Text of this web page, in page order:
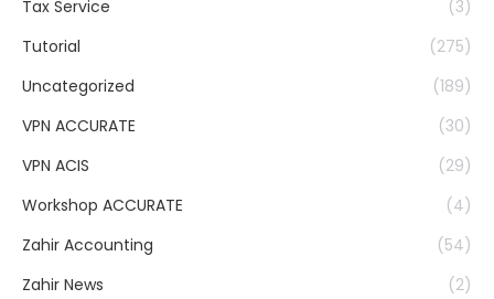
Tax Service
(3)
Tutorial
(275)
Uncategorized
(189)
VPN ACCURATE
(30)
VPN ACIS
(29)
Workshop ACCURATE
(4)
Zahir Accounting
(54)
Zahir News
(2)